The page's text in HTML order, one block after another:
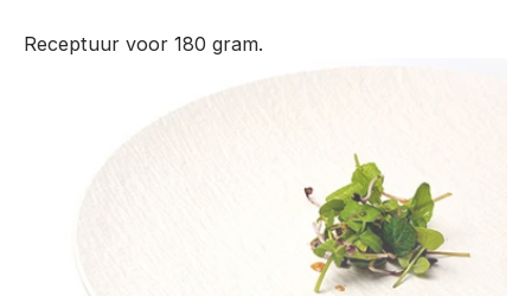
Receptuur voor 180 gram.